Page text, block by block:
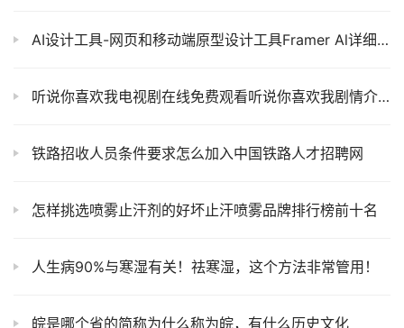
AI设计工具-网页和移动端原型设计工具Framer Al详细介绍主要特点及官网
听说你喜欢我电视剧在线免费观看听说你喜欢我剧情介绍
铁路招收人员条件要求怎么加入中国铁路人才招聘网
怎样挑选喷雾止汗剂的好坏止汗喷雾品牌排行榜前十名
人生病90%与寒湿有关！祛寒湿，这个方法非常管用！
皖是哪个省的简称为什么称为皖，有什么历史文化